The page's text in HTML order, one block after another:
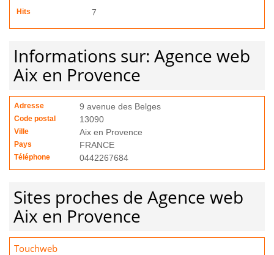
Hits 7
Informations sur: Agence web
Aix en Provence
Adresse 9 avenue des Belges
Code postal 13090
Ville Aix en Provence
Pays FRANCE
Téléphone 0442267684
Sites proches de Agence web
Aix en Provence
Touchweb